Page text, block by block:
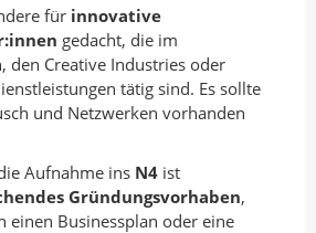
für innovative
gedacht, die im
den Creative Industries oder
tätig sind. Es sollte
und Netzwerken vorhanden
Aufnahme ins N4 ist
Gründungsvorhaben,
einen Businessplan oder eine